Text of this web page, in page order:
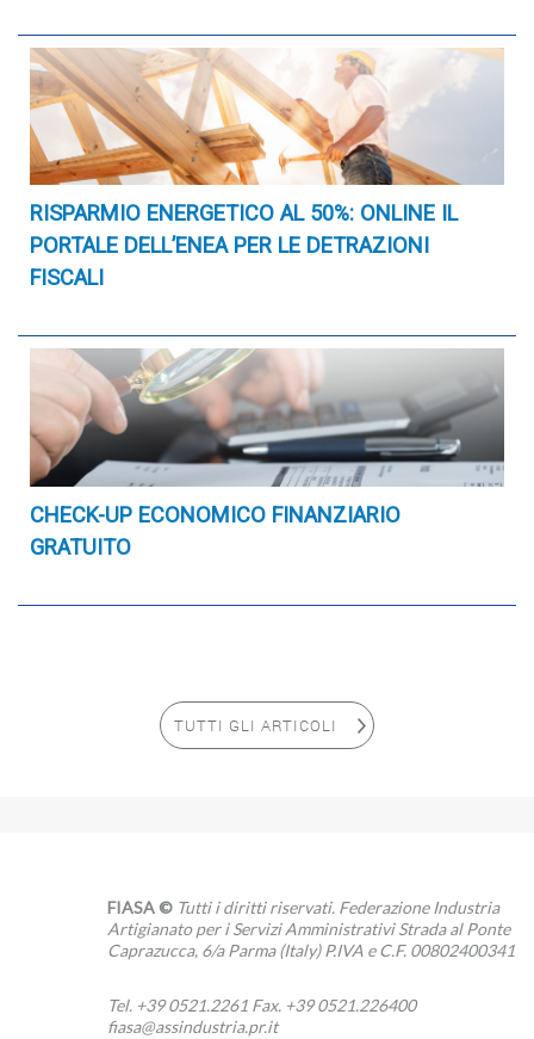
RISPARMIO ENERGETICO AL 50%: ONLINE IL
PORTALE DELL’ENEA PER LE DETRAZIONI
FISCALI
CHECK-UP ECONOMICO FINANZIARIO
GRATUITO
TUTTI GLI ARTICOLI
FIASA ©Tutti i diritti riservati. Federazione Industria
Artigianato per i Servizi Amministrativi Strada al Ponte
Caprazucca, 6/a Parma (Italy) P.IVA e C.F. 00802400341
Tel. +39 0521.2261 Fax. +39 0521.226400
fiasa@assindustria.pr.it